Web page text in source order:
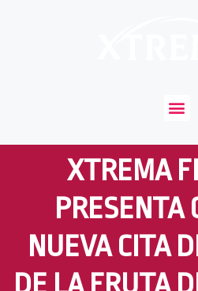
XTREMA
PRESENTA
NUEVA CITA
DE LA FRUTA